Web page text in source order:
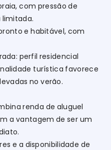
com pressão de
e habitável, com
perfil residencial
turística favorece
no verão.
renda de aluguel
a vantagem de ser um
e a disponibilidade de